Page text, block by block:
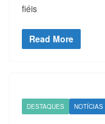
fiéis
Read More
DESTAQUES NOTÍCIAS